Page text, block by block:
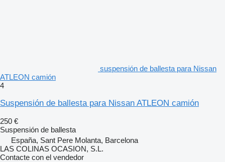
suspensión de ballesta para Nissan
ATLEON camión
4
Suspensión de ballesta para Nissan ATLEON camión
250 €
Suspensión de ballesta
España, Sant Pere Molanta, Barcelona
LAS COLINAS OCASION, S.L.
Contacte con el vendedor